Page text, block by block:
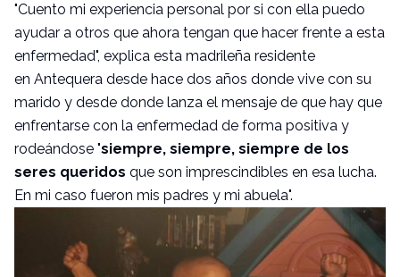
"Cuento mi experiencia personal por si con ella puedo
ayudar a otros que ahora tengan que hacer frente a esta
enfermedad", explica esta madrileña residente
en Antequera desde hace dos años donde vive con su
marido y desde donde lanza el mensaje de que hay que
enfrentarse con la enfermedad de forma positiva y
rodeándose "siempre, siempre, siempre de los
seres queridos que son imprescindibles en esa lucha.
En mi caso fueron mis padres y mi abuela".